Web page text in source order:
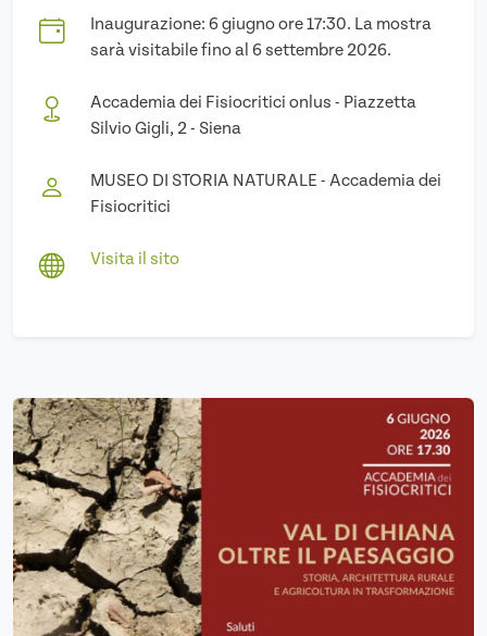
Inaugurazione: 6 giugno ore 17:30. La mostra
sarà visitabile fino al 6 settembre 2026.
Accademia dei Fisiocritici onlus - Piazzetta
Silvio Gigli, 2 - Siena
MUSEO DI STORIA NATURALE - Accademia dei
Fisiocritici
Visita il sito